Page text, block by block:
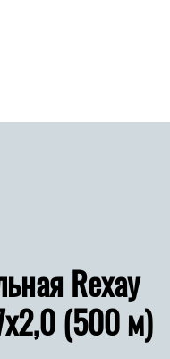
Rexay
(500 м)